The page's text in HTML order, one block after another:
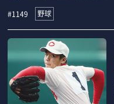
#1149 野球